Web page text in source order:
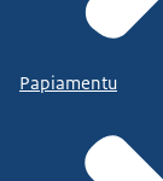
Papiamentu